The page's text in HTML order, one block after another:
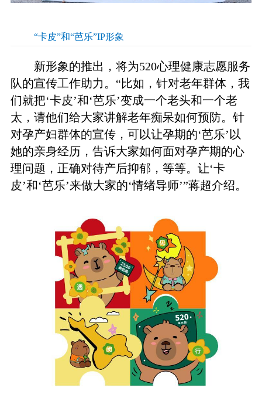
“卡皮”和“芭乐”IP形象
新形象的推出，将为520心理健康志愿服务
队的宣传工作助力。“比如，针对老年群体，我
们就把‘卡皮’和‘芭乐’变成一个老头和一个老
太，请他们给大家讲解老年痴呆如何预防。针
对孕产妇群体的宣传，可以让孕期的‘芭乐’以
她的亲身经历，告诉大家如何面对孕产期的心
理问题，正确对待产后抑郁，等等。让‘卡
皮’和‘芭乐’来做大家的‘情绪导师’”蒋超介绍。